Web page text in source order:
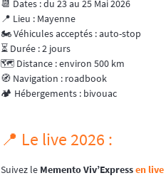
📆 Dates : du 23 au 25 Mai 2026
📍 Lieu : Mayenne
🏍️ Véhicules acceptés : auto-stop
⏳ Durée : 2 jours
🗺️ Distance : environ 500 km
🧭 Navigation : roadbook
🏕️ Hébergements : bivouac
📍 Le live 2026 :
Suivez le Memento Viv’Expressen live